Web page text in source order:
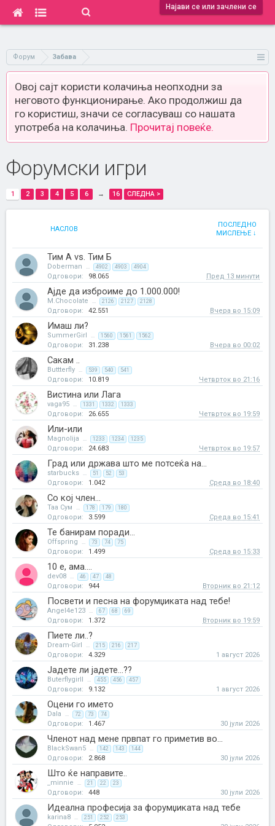
Најави се или зачлени се
Форум Забава
Овој сајт користи колачиња неопходни за
неговото функционирање. Ако продолжиш да
го користиш, значи се согласуваш со нашата
употреба на колачиња. Прочитај повеќе.
Форумски игри
1 2 3 4 5 6 → 16 СЛЕДНА >
НАСЛОВ
ПОСЛЕДНО
МИСЛЕЊЕ ↓
Тим А vs. Тим Б
Doberman ... 4902 4903 4904
Одговори: 98.065 Пред 13 минути
Ајде да изброиме до 1.000.000!
M.Chocolate ... 2126 2127 2128
Одговори: 42.551 Вчера во 15:09
Имаш ли?
SummerGirl ... 1560 1561 1562
Одговори: 31.238 Вчера во 00:02
Сакам ..
Buttterfly ... 539 540 541
Одговори: 10.819 Четврток во 21:16
Вистина или Лага
vaga95 ... 1331 1332 1333
Одговори: 26.655 Четврток во 19:59
Или-или
Magnolija ... 1233 1234 1235
Одговори: 24.683 Четврток во 19:57
Град или држава што ме потсеќа на...
starbucks ... 51 52 53
Одговори: 1.042 Среда во 18:40
Со кој член...
Таа Сум ... 178 179 180
Одговори: 3.599 Среда во 15:41
Те банирам поради...
Offspring ... 73 74 75
Одговори: 1.499 Среда во 15:33
10 e, ама....
dev08 ... 46 47 48
Одговори: 944 Вторник во 21:12
Посвети и песна на форумџиката над тебе!
Angel4e123 ... 67 68 69
Одговори: 1.372 Вторник во 19:59
Пиете ли..?
Dream-Girl ... 215 216 217
Одговори: 4.329 1 август 2026
Јадете ли јадете...??
Buterflygirll ... 455 456 457
Одговори: 9.132 1 август 2026
Оцени го името
Dala ... 72 73 74
Одговори: 1.467 30 јули 2026
Членот над мене првпат го приметив во...
BlackSwan5 ... 142 143 144
Одговори: 2.868 30 јули 2026
Што ќе направите..
_minnie ... 21 22 23
Одговори: 448 30 јули 2026
Идеална професија за форумџиката над тебе
karina8 ... 251 252 253